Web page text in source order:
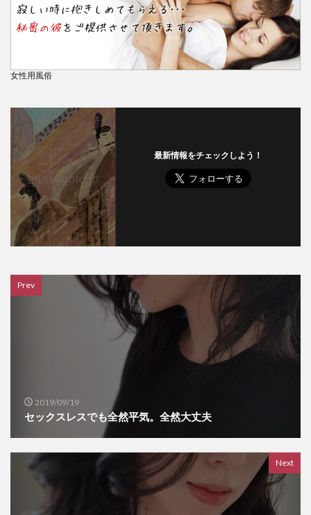
女性用風俗
最新情報をチェックしよう！
Prev
2019/09/19
セックスレスでも全然平気。全然大丈夫
Next